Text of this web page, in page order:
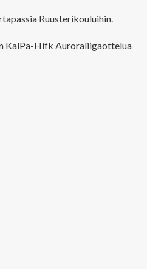
Ruusterikouluihin.
KalPa-Hifk Auroraliigaottelua